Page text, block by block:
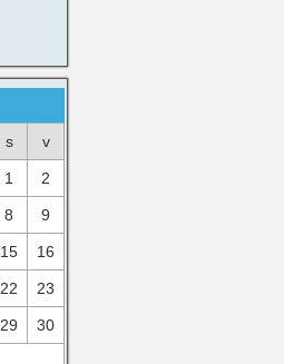
s v
1 2
8 9
15 16
22 23
29 30